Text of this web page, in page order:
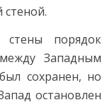
стены порядок
Западным
сохранен, но
остановлен